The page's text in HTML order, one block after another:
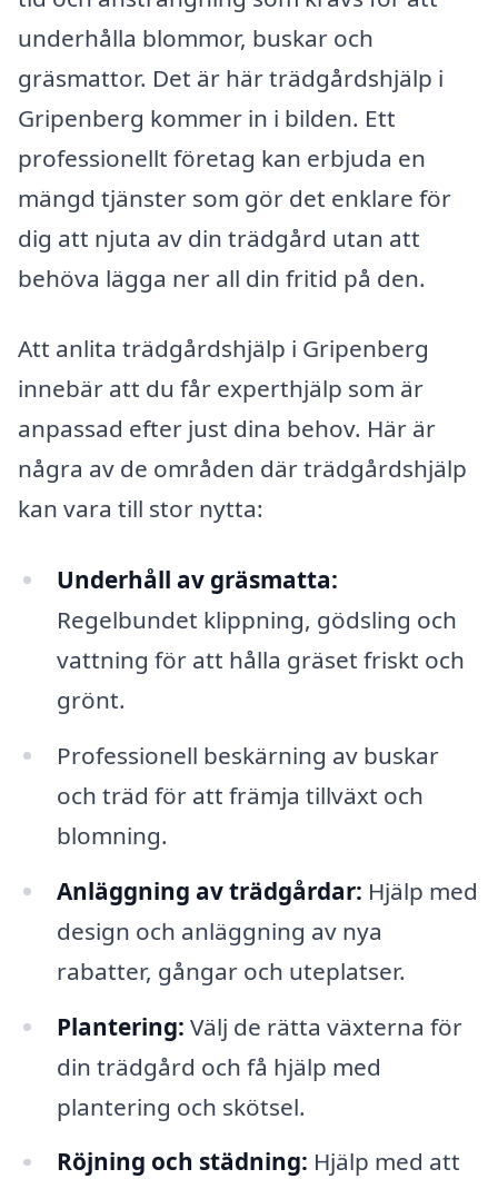
underhålla blommor, buskar och
gräsmattor. Det är här trädgårdshjälp i
Gripenberg kommer in i bilden. Ett
professionellt företag kan erbjuda en
mängd tjänster som gör det enklare för
dig att njuta av din trädgård utan att
behöva lägga ner all din fritid på den.
Att anlita trädgårdshjälp i Gripenberg
innebär att du får experthjälp som är
anpassad efter just dina behov. Här är
några av de områden där trädgårdshjälp
kan vara till stor nytta:
Underhåll av gräsmatta:
Regelbundet klippning, gödsling och
vattning för att hålla gräset friskt och
grönt.
Professionell beskärning av buskar
och träd för att främja tillväxt och
blomning.
Anläggning av trädgårdar: Hjälp med
design och anläggning av nya
rabatter, gångar och uteplatser.
Plantering: Välj de rätta växterna för
din trädgård och få hjälp med
plantering och skötsel.
Röjning och städning: Hjälp med att